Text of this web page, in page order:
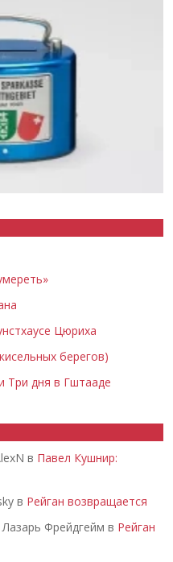
Цюриха
берегов)
Три дня в Гштааде
в Павел Кушнир:
в Рейган возвращается
Лазарь Фрейдгейм в Рейган